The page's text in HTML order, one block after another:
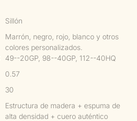
Sillón
Marrón, negro, rojo, blanco y otros
colores personalizados.
49--20GP, 98--40GP, 112--40HQ
0.57
30
Estructura de madera + espuma de
alta densidad + cuero auténtico